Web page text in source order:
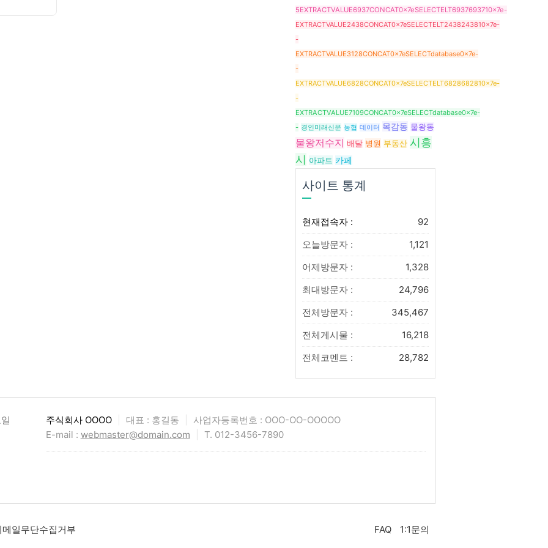
5EXTRACTVALUE6937CONCAT0x7eSELECTELT6937693710x7e-
EXTRACTVALUE2438CONCAT0x7eSELECTELT2438243810x7e-
-
EXTRACTVALUE3128CONCAT0x7eSELECTdatabase0x7e-
-
EXTRACTVALUE6828CONCAT0x7eSELECTELT6828682810x7e-
-
EXTRACTVALUE7109CONCAT0x7eSELECTdatabase0x7e-
- 경인미래신문 농협 데이터 목감동 물왕동
물왕저수지 배달 병원 부동산 시흥
시 아파트 카페
사이트 통계
현재접속자 :
92
오늘방문자 :
1,121
어제방문자 :
1,328
최대방문자 :
24,796
전체방문자 :
345,467
전체게시물 :
16,218
전체코멘트 :
28,782
주식회사 OOOO 대표 : 홍길동
사업자등록번호 : OOO-OO-OOOOO
E-mail : webmaster@domain.com T. 012-3456-7890
메일무단수집거부 FAQ 1:1문의